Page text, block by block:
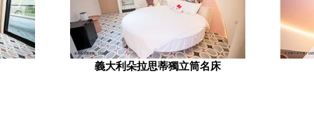
義大利朵拉思蒂獨立筒名床